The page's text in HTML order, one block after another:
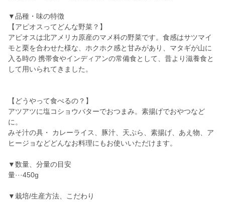
▼品種・味の特徴
【アピオスってどんな野菜？】
アピオスは北アメリカ原産のマメ科の野菜です。食感はサツマイ
モと栗を合わせた様な、ホクホク感と甘みがあり、マタギが山に
入る時の 携帯食やインディアンの常備食として、昔より滋養食と
して用いられてきました。
【どうやって食べるの？】
アツアツに塩コショウバターでおつまみ。素揚げでおやつなど
に。
みそ汁の具・ カレーライス、豚汁、天ぷら、素揚げ、あえ物、ア
ヒージョなどどんなお料理にもお使いいただけます。
▼数量、分量の目安
量···450g
▼栽培/生産方法、こだわり